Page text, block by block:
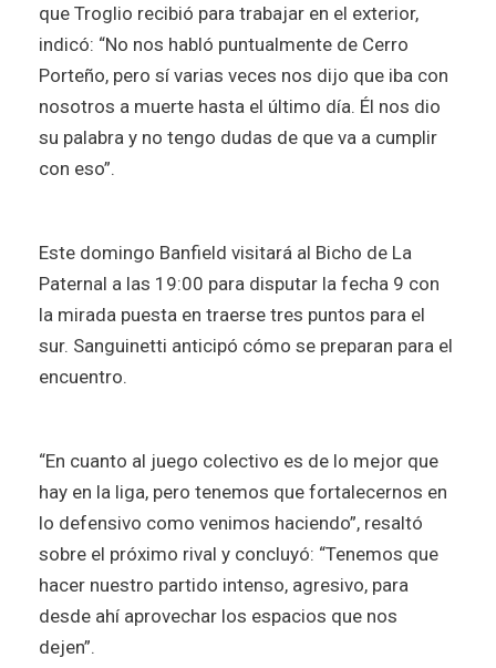
que Troglio recibió para trabajar en el exterior,
indicó: “No nos habló puntualmente de Cerro
Porteño, pero sí varias veces nos dijo que iba con
nosotros a muerte hasta el último día. Él nos dio
su palabra y no tengo dudas de que va a cumplir
con eso”.
Este domingo Banfield visitará al Bicho de La
Paternal a las 19:00 para disputar la fecha 9 con
la mirada puesta en traerse tres puntos para el
sur. Sanguinetti anticipó cómo se preparan para el
encuentro.
“En cuanto al juego colectivo es de lo mejor que
hay en la liga, pero tenemos que fortalecernos en
lo defensivo como venimos haciendo”, resaltó
sobre el próximo rival y concluyó: “Tenemos que
hacer nuestro partido intenso, agresivo, para
desde ahí aprovechar los espacios que nos
dejen”.